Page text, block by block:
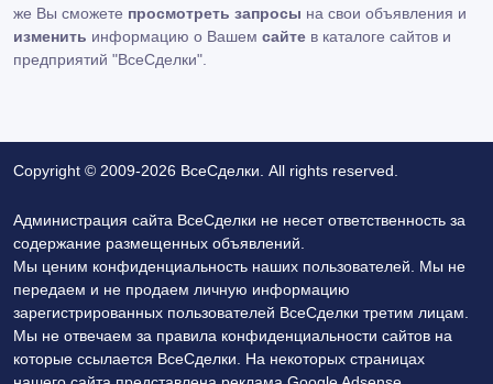
же Вы сможете просмотреть запросы на свои объявления и
изменить информацию о Вашем сайте в каталоге сайтов и
предприятий "ВсеСделки".
Copyright © 2009-2026 ВсеСделки. All rights reserved.
Администрация сайта ВсеСделки не несет ответственность за
содержание размещенных объявлений.
Мы ценим конфиденциальность наших пользователей. Мы не
передаем и не продаем личную информацию
зарегистрированных пользователей ВсеСделки третим лицам.
Мы не отвечаем за правила конфиденциальности сайтов на
которые ссылается ВсеСделки. На некоторых страницах